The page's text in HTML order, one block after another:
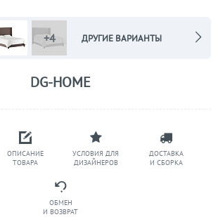
ОПИСАНИЕ
ТОВАРА
УСЛОВИЯ ДЛЯ
ДИЗАЙНЕРОВ
ДОСТАВКА
И СБОРКА
ОБМЕН
И ВОЗВРАТ
+4 ДРУГИЕ ВАРИАНТЫ
DG-HOME